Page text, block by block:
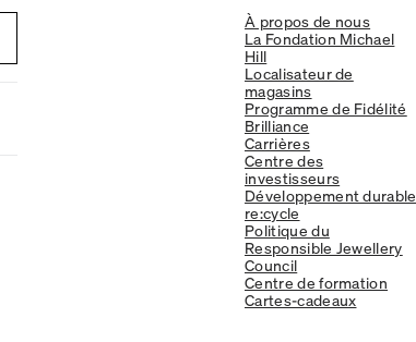
À propos de nous
La Fondation Michael
Hill
Localisateur de
magasins
Programme de Fidélité
Brilliance
Carrières
Centre des
investisseurs
Développement durable
re:cycle
Politique du
Responsible Jewellery
Council
Centre de formation
Cartes-cadeaux